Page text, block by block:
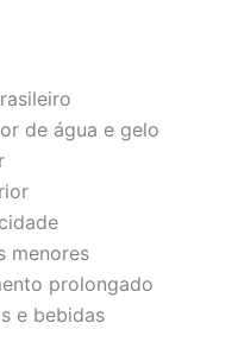
de água e gelo
menores
prolongado
e bebidas